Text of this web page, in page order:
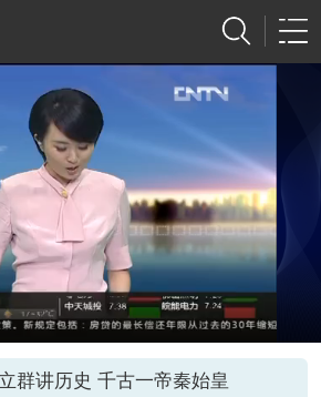
群讲历史 千古一帝秦始皇